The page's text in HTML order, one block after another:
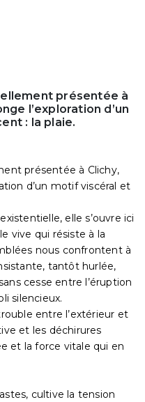
présentée à
l’exploration d’un
: la plaie.
présentée à Clichy,
d’un motif viscéral et
elle s’ouvre ici
vive qui résiste à la
nous confrontent à
tantôt hurlée,
cesse entre l’éruption
silencieux.
entre l’extérieur et
et les déchirures
et la force vitale qui en
cultive la tension